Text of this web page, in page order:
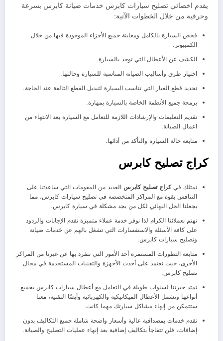
يقدم اخصائي تصليح سيارات كابرس خدمات صيانة كابرس بسرعة
وحرفية من خلال الخطوات الآتية:
فحص السيارة بالكامل ومعاينة جميع الأجزاء الموجودة فيها من خلال
الكمبيوتر.
الكشف عن الأعطال التي توجد بالسيارة.
اختيار طرق وأساليب الصيانة المناسبة للسيارة وحالتها.
تحديد قطع الغيار التي تناسب السيارة لتبديل القطع التالفة عند الحاجة.
برمجة جميع الأنظمة الخاصة بالسيارة بمهارة.
تقديم التعليمات والإرشادات اللازمة للتعامل مع السيارة بعد الانتهاء من
اعمال الصيانة.
متابعة حالة السيارة والتأكد من أدائها.
كراج تصليح كابرس
نمتلك فيكراج تصليح كابرس العديد من المقومات التي ساعدتنا على
التنافس بقوة مع المراكز المتخصصة في تصليح سيارات كابرس، مما
يجعلنا الحل النهائي لكل من يجد مشكلة في سيارة كابرس.
نهتم بعملائنا الكرام لذا نوفر خدمة عملاء متميزة تقدم الإجابات والردود
على كافة الأسئلة والاستفسارات التي تشغل بالهم عن خدمات صيانة
وتصليح سيارات كابرس.
متابعة التطورات المستمرة أحد الأمور التي ننفرد بها عن غيرنا من المراكز
الأخرى، حيث نعتمد على أحدث الأجهزة والتقنيات المستخدمة في مجال
تصليح كابرس.
تمتد خبرتنا لسنوات طويلة في التعامل مع أعطال سيارات كابرس بجميع
أنواعها وتشمل الأعطال الميكانيكية والكهربائية وأيضًا التقنية، معنا
ستتمكن من إنهاء مشاكل سيارتك مهما كانت.
نقدم خدمات بمصداقية عالية وأسعار واضحة شاملة جميع التكاليف بدون
إضافات، فلن تتفاجأ بتكاليف إضافية بعد إنهاء عمليات التصليح والصيانة.